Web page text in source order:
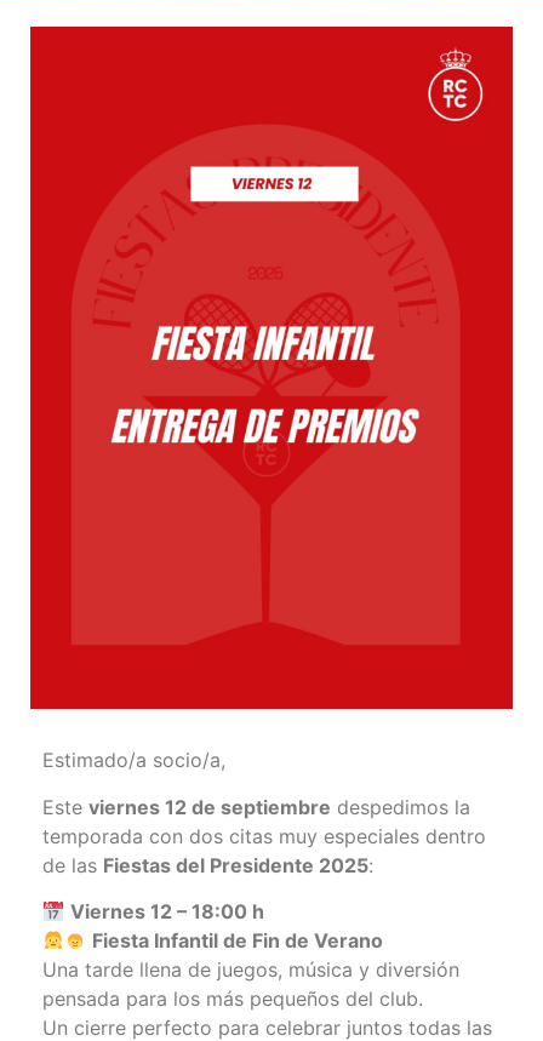
Estimado/a socio/a,
Este viernes 12 de septiembre despedimos la
temporada con dos citas muy especiales dentro
de las Fiestas del Presidente 2025:
Viernes 12 – 18:00 h
Fiesta Infantil de Fin de Verano
Una tarde llena de juegos, música y diversión
pensada para los más pequeños del club.
Un cierre perfecto para celebrar juntos todas las